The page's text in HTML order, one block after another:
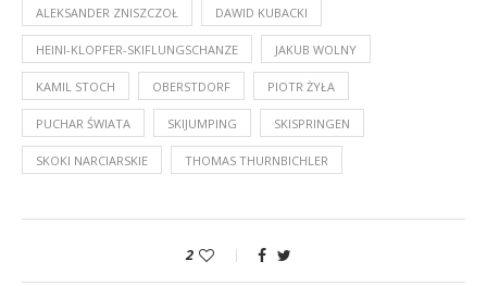
ALEKSANDER ZNISZCZOŁ DAWID KUBACKI
HEINI-KLOPFER-SKIFLUNGSCHANZE JAKUB WOLNY
KAMIL STOCH OBERSTDORF PIOTR ŻYŁA
PUCHAR ŚWIATA SKIJUMPING SKISPRINGEN
SKOKI NARCIARSKIE THOMAS THURNBICHLER
2